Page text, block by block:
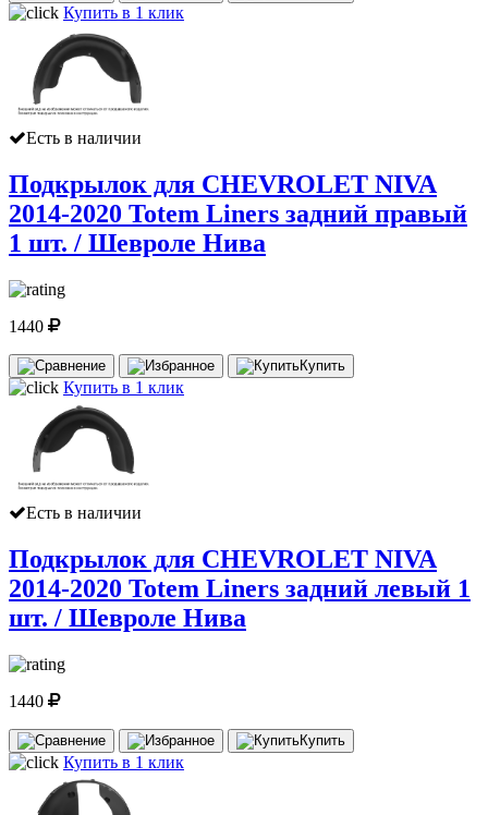
Купить в 1 клик
Есть в наличии
Подкрылок для CHEVROLET NIVA
2014-2020 Totem Liners задний правый
1 шт. / Шевроле Нива
1440
Купить
Купить в 1 клик
Есть в наличии
Подкрылок для CHEVROLET NIVA
2014-2020 Totem Liners задний левый 1
шт. / Шевроле Нива
1440
Купить
Купить в 1 клик